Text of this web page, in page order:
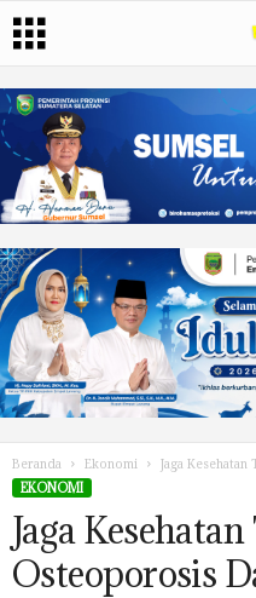
Beranda Ekonomi Jaga
EKONOMI
Jaga
Osteoporosis